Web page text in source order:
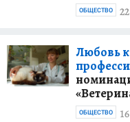
ОБЩЕСТВО
Любовь
ОБЩЕСТВО